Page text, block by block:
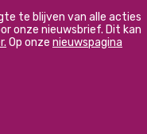
te blijven van alle acties
onze nieuwsbrief. Dit kan
Op onze nieuwspagina